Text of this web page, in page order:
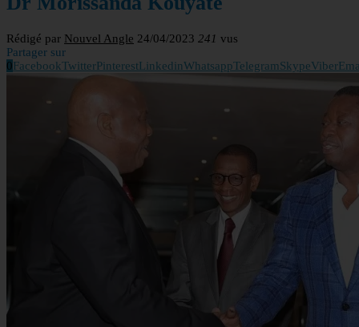
Rédigé par Nouvel Angle 24/04/2023 241 vus
Partager sur
0FacebookTwitterPinterestLinkedinWhatsappTelegramSkypeViber